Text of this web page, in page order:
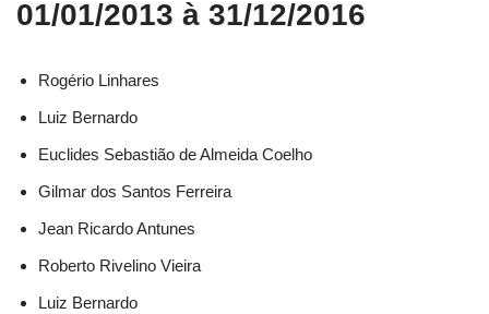
01/01/2013 à 31/12/2016
Rogério Linhares​
Luiz Bernardo​
Euclides Sebastião de Almeida Coelho​
Gilmar dos Santos Ferreira​
Jean Ricardo Antunes​
Roberto Rivelino Vieira​
Luiz Bernardo​